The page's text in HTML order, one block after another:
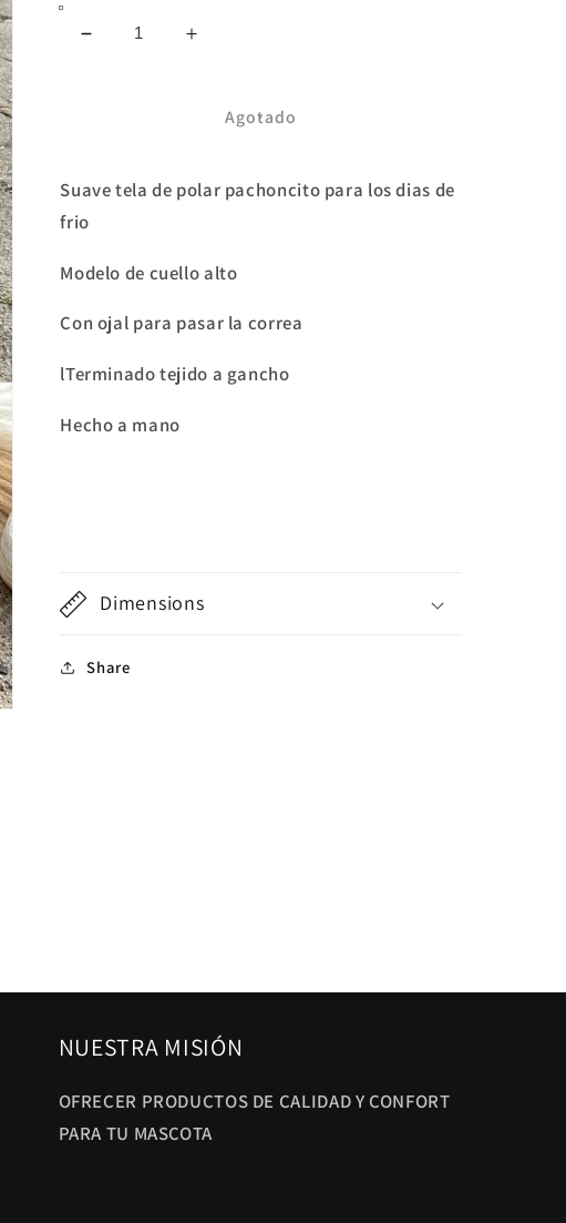
Reducir
LUNA
Aumentar
SAQUITO
LUNA
Agotado
Suave tela de polar pachoncito para los dias de
frio
Modelo de cuello alto
Con ojal para pasar la correa
lTerminado tejido a gancho
Hecho a mano
Dimensions
Share
NUESTRA MISIÓN
OFRECER PRODUCTOS DE CALIDAD Y CONFORT
PARA TU MASCOTA